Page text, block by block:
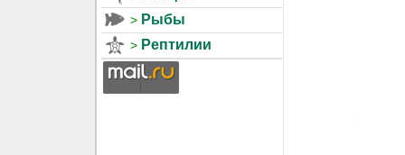
Рыбы
Рептилии